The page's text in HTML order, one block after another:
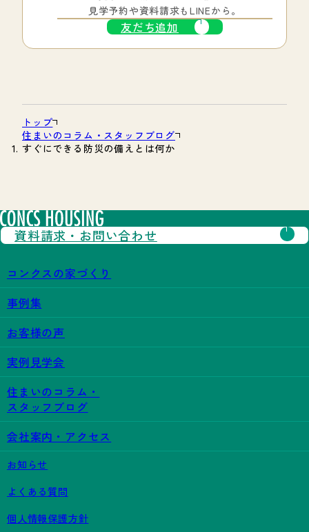
見学予約や資料請求もLINEから。
友だち追加
トップ
住まいのコラム・スタッフブログ
すぐにできる防災の備えとは何か
コンクスの家づくり
事例集
お客様の声
実例見学会
住まいのコラム・
スタッフブログ
会社案内・アクセス
お知らせ
よくある質問
個人情報保護方針
資料請求・ お問い合わせ